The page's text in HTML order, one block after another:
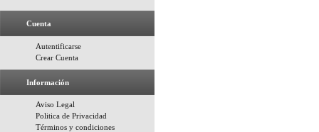
Cuenta
Autentificarse
Crear Cuenta
Información
Aviso Legal
Politica de Privacidad
Términos y condiciones